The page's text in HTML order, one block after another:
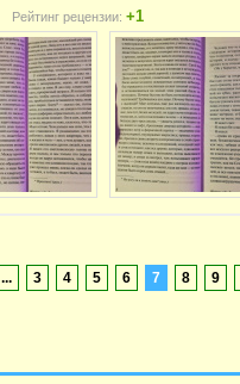
Рейтинг рецензии: +1
... 3 4 5 6 7 8 9